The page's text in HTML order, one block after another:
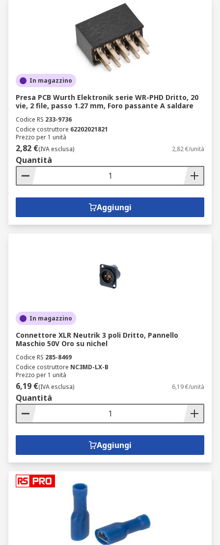
In magazzino
Presa PCB Wurth Elektronik serie WR-PHD Dritto, 20
vie, 2 file, passo 1.27 mm, Foro passante A saldare
Codice RS 233-9736
Codice costruttore 62202021821
Prezzo per 1 unità
2,82 €(IVA esclusa) 2,82 €/unità
Quantità
Aggiungi
In magazzino
Connettore XLR Neutrik 3 poli Dritto, Pannello
Maschio 50V Oro su nichel
Codice RS 285-8469
Codice costruttore NC3MD-LX-B
Prezzo per 1 unità
6,19 €(IVA esclusa) 6,19 €/unità
Quantità
Aggiungi